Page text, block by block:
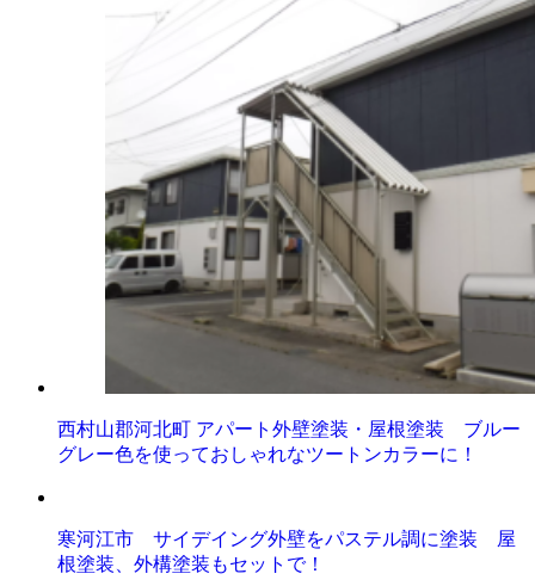
西村山郡河北町 アパート外壁塗装・屋根塗装 ブルー
グレー色を使っておしゃれなツートンカラーに！
寒河江市 サイデイング外壁をパステル調に塗装 屋
根塗装、外構塗装もセットで！